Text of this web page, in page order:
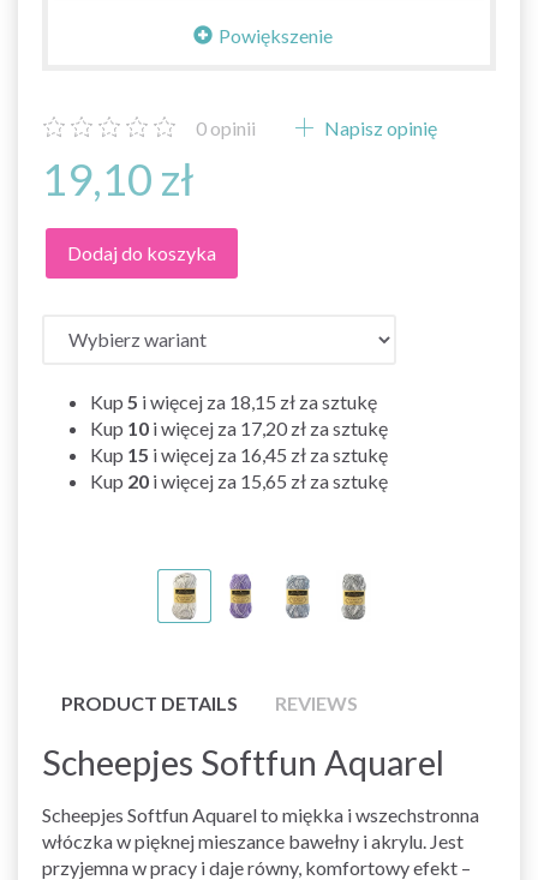
Powiększenie
0 opinii Napisz opinię
19,10 zł
Dodaj do koszyka
Kup 5 i więcej za 18,15 zł za sztukę
Kup 10 i więcej za 17,20 zł za sztukę
Kup 15 i więcej za 16,45 zł za sztukę
Kup 20 i więcej za 15,65 zł za sztukę
PRODUCT DETAILS REVIEWS
Scheepjes Softfun Aquarel
Scheepjes Softfun Aquarel to miękka i wszechstronna
włóczka w pięknej mieszance bawełny i akrylu. Jest
przyjemna w pracy i daje równy, komfortowy efekt –